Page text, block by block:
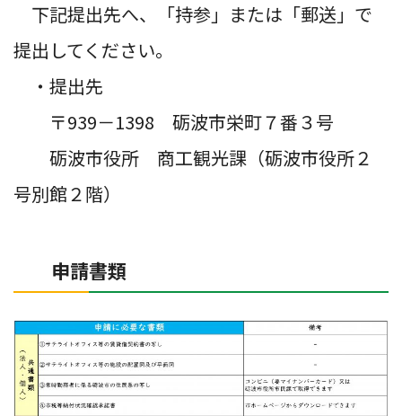
下記提出先へ、「持参」または「郵送」で
提出してください。
・提出先
〒939－1398 砺波市栄町７番３号
砺波市役所 商工観光課（砺波市役所２
号別館２階）
申請書類